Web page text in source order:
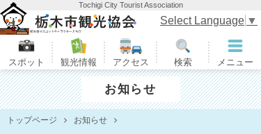
Tochigi City Tourist Association
栃木市観光協会
スポット 観光情報 アクセス 検索 メニュー
Select Language ▼
お知らせ
トップページ お知らせ